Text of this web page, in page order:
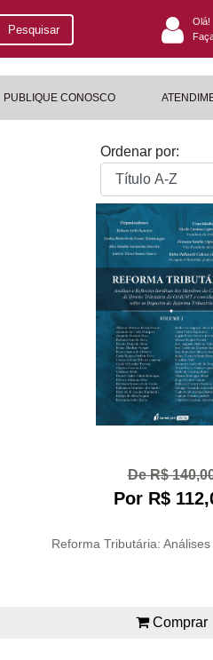
Pesquisar
Olá!
PUBLIQUE CONOSCO
Ordenar por:
De R$
Por R$
Reforma Tributária: Análises
Comprar